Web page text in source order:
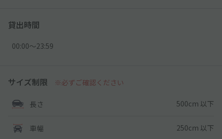
貸出時間
00:00〜23:59
サイズ制限 ※必ずご確認ください
長さ 500cm 以下
車幅 250cm 以下